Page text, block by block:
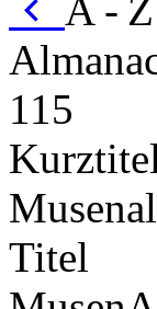
A - Z
115
Titel